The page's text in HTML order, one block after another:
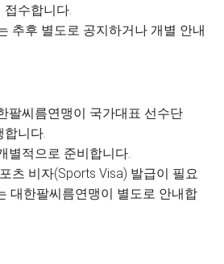
접수합니다.
추후 별도로 공지하거나 개별 안내
팔씨름연맹이 국가대표 선수단
합니다.
별적으로 준비합니다.
츠 비자(Sports Visa) 발급이 필요
대한팔씨름연맹이 별도로 안내합